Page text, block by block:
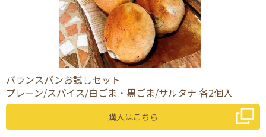
バランスパンお試しセット
プレーン/スパイス/白ごま・黒ごま/サルタナ 各2個入
購入はこちら